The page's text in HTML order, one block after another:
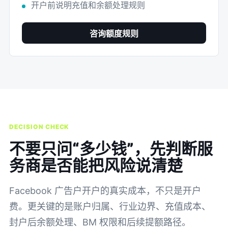
开户前说明充值和余额处理规则
咨询额度规则
DECISION CHECK
不要只问“多少钱”，先判断服
务商是否能把风险说清楚
Facebook 广告户开户的真实成本，不只是开户
费。更关键的是账户归属、行业边界、充值成本、
封户后余额处理、BM 权限和后续提额路径。